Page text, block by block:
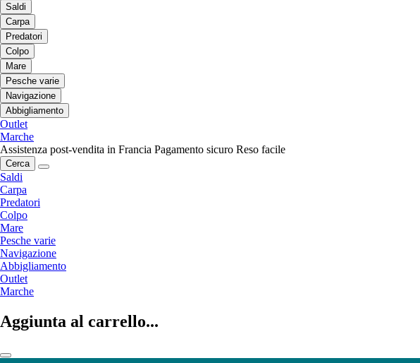
Saldi
Carpa
Predatori
Colpo
Mare
Pesche varie
Navigazione
Abbigliamento
Outlet
Marche
Assistenza post-vendita in Francia Pagamento sicuro Reso facile
Cerca
Saldi
Carpa
Predatori
Colpo
Mare
Pesche varie
Navigazione
Abbigliamento
Outlet
Marche
Aggiunta al carrello...